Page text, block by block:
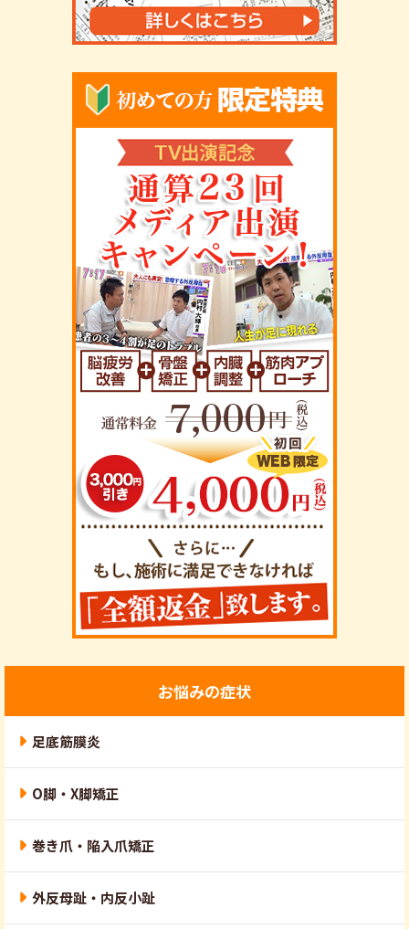
お悩みの症状
足底筋膜炎
O脚・X脚矯正
巻き爪・陥入爪矯正
外反母趾・内反小趾